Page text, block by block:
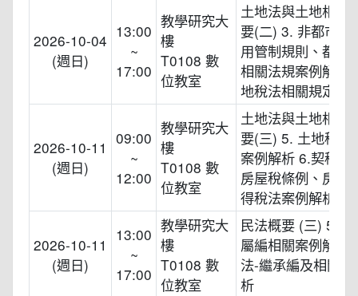
2026-10-04
(週日)
13:00
~
17:00
教學研究大
樓
T0108 數
位教室
土地法與土地相關
要(二) 3. 非都市土
用管制規則、都市
相關法規案例解析
地稅法相關規定
2026-10-11
(週日)
09:00
~
12:00
教學研究大
樓
T0108 數
位教室
土地法與土地相關
要(三) 5. 土地稅法
案例解析 6.契稅條
房屋稅條例、房地
得稅法案例解析
2026-10-11
(週日)
13:00
~
17:00
教學研究大
樓
T0108 數
位教室
民法概要 (三) 5.民
屬編相關案例解析
法-繼承編及相關案
析